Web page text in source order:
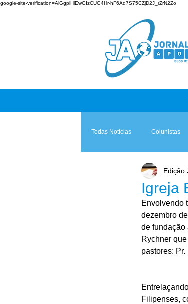
google-site-verification=AlGgplHlEwGIzCUG4Hr-hF6Aq7S75CZjD2J_rZrN2Zo
Todas Notícias Colunistas
Teologia & Prática A
Igreja
Edição
Envolvendo
dezembro
de fundação
Rychner
pastores:
Filipenses,